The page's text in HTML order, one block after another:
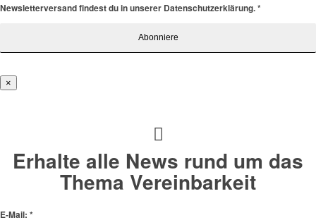
Newsletterversand findest du in unserer Datenschutzerklärung.*
×
Erhalte alle News rund um das
Thema Vereinbarkeit
E-Mail: *